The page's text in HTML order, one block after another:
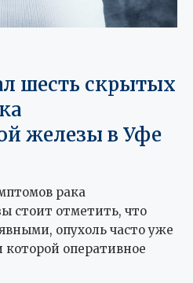
шесть скрытых
железы в Уфе
рака
стоит отметить, что
опухоль часто уже
которой оперативное